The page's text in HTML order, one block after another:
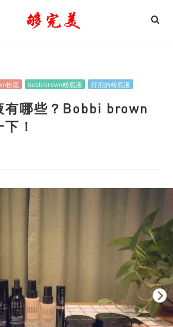
粉底 bobbibrown粉底液 好用的粉底液
有哪些？Bobbi brown
！